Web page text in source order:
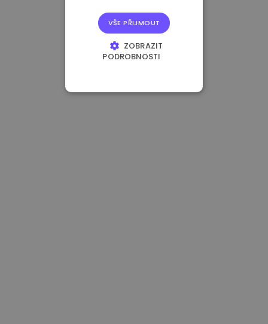
VŠE PŘIJMOUT
ZOBRAZIT
PODROBNOSTI